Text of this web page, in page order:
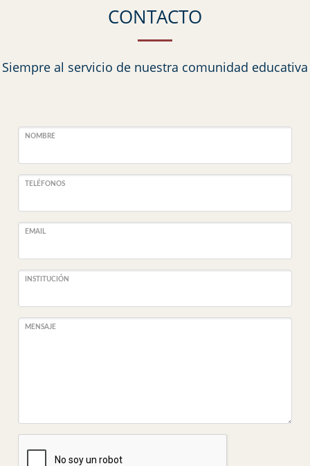
CONTACTO
Siempre al servicio de nuestra comunidad educativa
NOMBRE
TELÉFONOS
EMAIL
INSTITUCIÓN
MENSAJE